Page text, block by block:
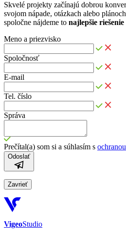
Skvelé projekty začínajú dobrou
svojom nápade, otázkach alebo
spoločne nájdeme to najlepšie
Meno a priezvisko
Spoločnosť
E-mail
Tel. číslo
Správa
Prečítal(a) som si a súhlasím s
Odoslať
Zavrieť
VigeoStudio